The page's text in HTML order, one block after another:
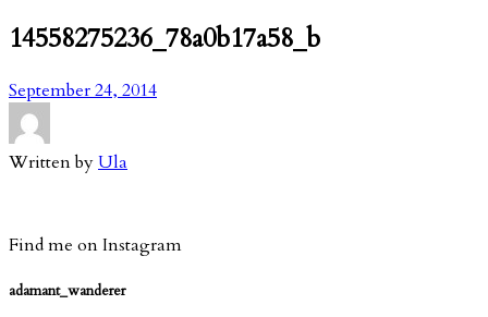
14558275236_78a0b17a58_b
September 24, 2014
Written byUla
Find me on Instagram
adamant_wanderer